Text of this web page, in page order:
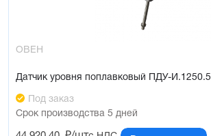
ОВЕН
Датчик уровня поплавковый ПДУ-И.1250.5
Под заказ
Срок производства 5 дней